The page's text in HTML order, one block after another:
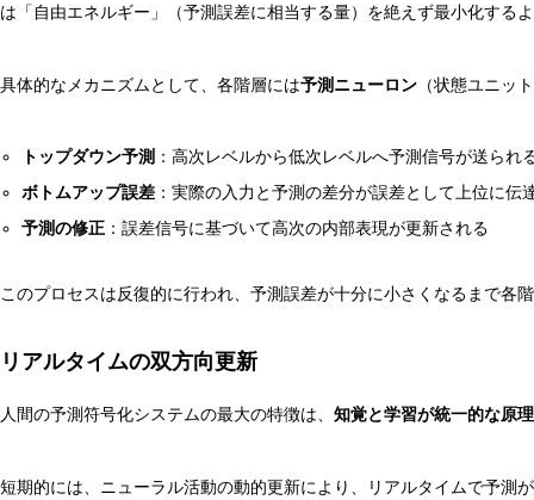
は「自由エネルギー」（予測誤差に相当する量）を絶えず最小化する
具体的なメカニズムとして、各階層には予測ニューロン （状態ユニッ
トップダウン予測 ：高次レベルから低次レベルへ予測信号が送られ
ボトムアップ誤差 ：実際の入力と予測の差分が誤差として上位に伝
予測の修正 ：誤差信号に基づいて高次の内部表現が更新される
このプロセスは反復的に行われ、予測誤差が十分に小さくなるまで各
リアルタイムの双方向更新
人間の予測符号化システムの最大の特徴は、 知覚と学習が統一的な原
短期的には、ニューラル活動の動的更新により、リアルタイムで予測